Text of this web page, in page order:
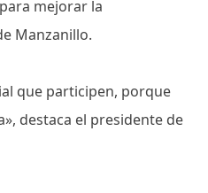
mejorar la
Manzanillo.
que participen, porque
destaca el presidente de